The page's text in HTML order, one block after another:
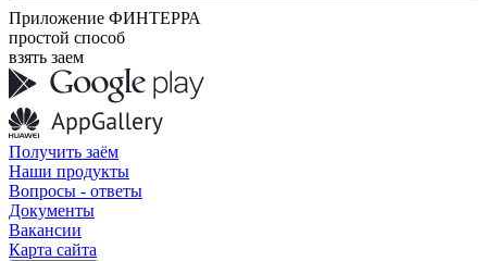
Приложение ФИНТЕРРА
простой способ
взять заем
Получить заём
Наши продукты
Вопросы - ответы
Документы
Вакансии
Карта сайта